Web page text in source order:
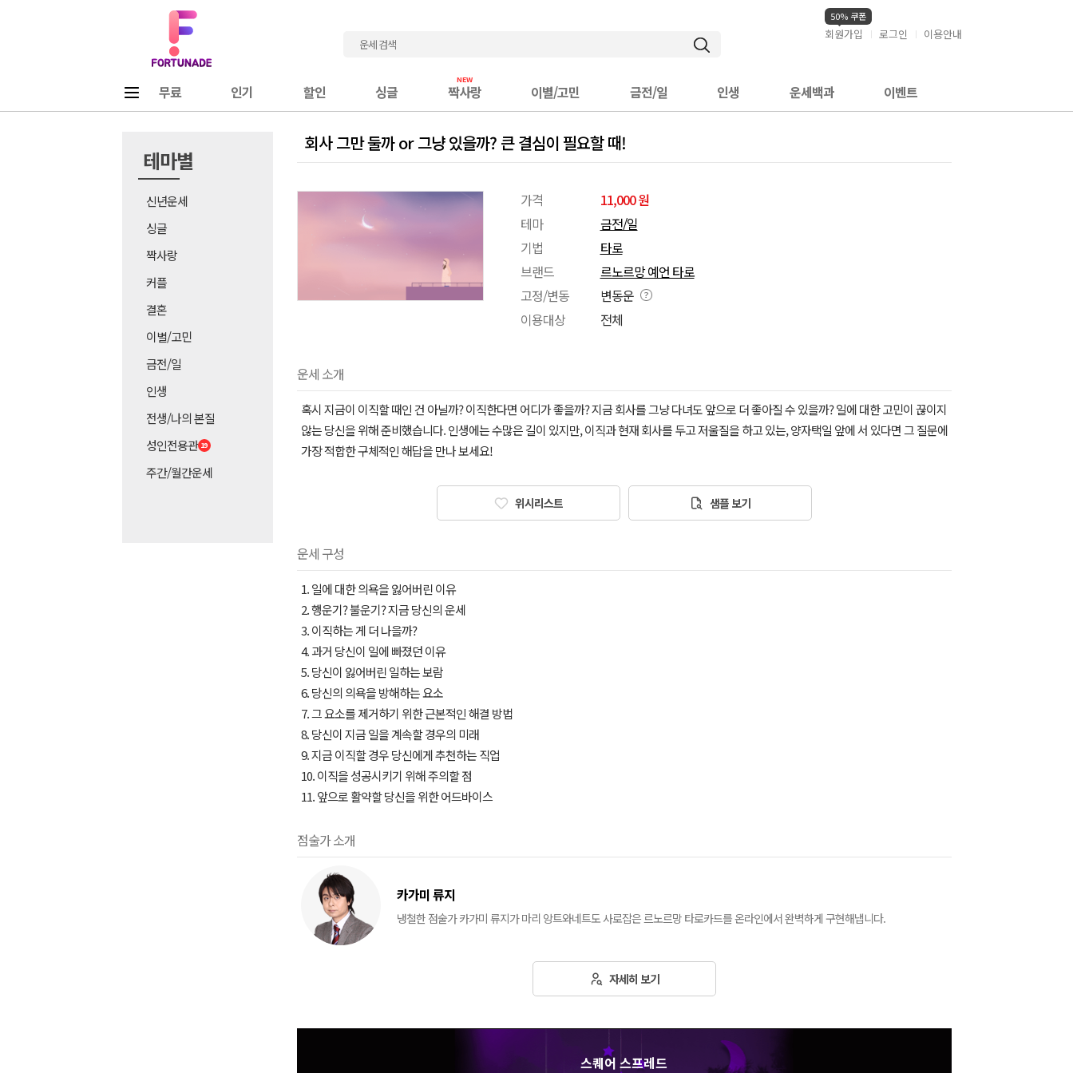
50% 쿠폰
회원가입 로그인 이용안내
무료 인기 할인 싱글 짝사랑 이별/고민 금전/일 인생 운세백과 이벤트
테마별
신년운세
싱글
짝사랑
커플
결혼
이별/고민
금전/일
인생
전생/나의 본질
성인전용관
주간/월간운세
회사 그만 둘까 or 그냥 있을까? 큰 결심이 필요할 때!
가격
11,000 원
테마
금전/일
기법
타로
브랜드
르노르망 예언 타로
고정/변동
변동운
이용대상
전체
운세 소개
혹시 지금이 이직할 때인 건 아닐까? 이직한다면 어디가 좋을까? 지금 회사를 그냥 다녀도 앞으로 더 좋아질 수 있을까? 일에 대한 고민이 끊이지
않는 당신을 위해 준비했습니다. 인생에는 수많은 길이 있지만, 이직과 현재 회사를 두고 저울질을 하고 있는, 양자택일 앞에 서 있다면 그 질문에
가장 적합한 구체적인 해답을 만나 보세요!
위시리스트 샘플 보기
운세 구성
1. 일에 대한 의욕을 잃어버린 이유
2. 행운기? 불운기? 지금 당신의 운세
3. 이직하는 게 더 나을까?
4. 과거 당신이 일에 빠졌던 이유
5. 당신이 잃어버린 일하는 보람
6. 당신의 의욕을 방해하는 요소
7. 그 요소를 제거하기 위한 근본적인 해결 방법
8. 당신이 지금 일을 계속할 경우의 미래
9. 지금 이직할 경우 당신에게 추천하는 직업
10. 이직을 성공시키기 위해 주의할 점
11. 앞으로 활약할 당신을 위한 어드바이스
점술가 소개
카가미 류지
냉철한 점술가 카가미 류지가 마리 앙트와네트도 사로잡은 르노르망 타로카드를 온라인에서 완벽하게 구현해냅니다.
자세히 보기
스퀘어 스프레드